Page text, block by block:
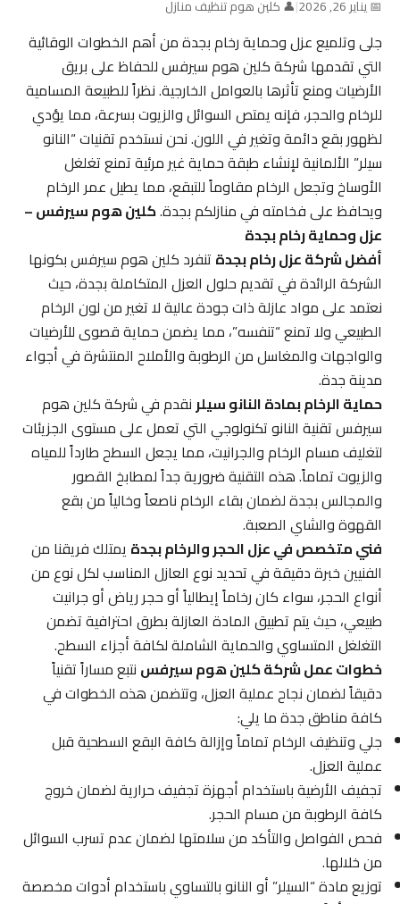
📅 يناير 26, 2026 |👤 كلين هوم تنظيف منازل
جلى وتلميع عزل وحماية رخام بجدة من أهم الخطوات الوقائية
التي تقدمها شركة كلين هوم سيرفس للحفاظ على بريق
الأرضيات ومنع تأثرها بالعوامل الخارجية. نظراً للطبيعة المسامية
للرخام والحجر، فإنه يمتص السوائل والزيوت بسرعة، مما يؤدي
لظهور بقع دائمة وتغير في اللون. نحن نستخدم تقنيات “النانو
سيلر” الألمانية لإنشاء طبقة حماية غير مرئية تمنع تغلغل
الأوساخ وتجعل الرخام مقاوماً للتبقع، مما يطيل عمر الرخام
ويحافظ على فخامته في منازلكم بجدة.كلين هوم سيرفس –
عزل وحماية رخام بجدة
أفضل شركة عزل رخام بجدةتنفرد كلين هوم سيرفس بكونها
الشركة الرائدة في تقديم حلول العزل المتكاملة بجدة، حيث
نعتمد على مواد عازلة ذات جودة عالية لا تغير من لون الرخام
الطبيعي ولا تمنع “تنفسه”، مما يضمن حماية قصوى للأرضيات
والواجهات والمغاسل من الرطوبة والأملاح المنتشرة في أجواء
مدينة جدة.
حماية الرخام بمادة النانو سيلرنقدم في شركة كلين هوم
سيرفس تقنية النانو تكنولوجي التي تعمل على مستوى الجزيئات
لتغليف مسام الرخام والجرانيت، مما يجعل السطح طارداً للمياه
والزيوت تماماً. هذه التقنية ضرورية جداً لمطابخ القصور
والمجالس بجدة لضمان بقاء الرخام ناصعاً وخالياً من بقع
القهوة والشاي الصعبة.
فني متخصص في عزل الحجر والرخام بجدةيمتلك فريقنا من
الفنيين خبرة دقيقة في تحديد نوع العازل المناسب لكل نوع من
أنواع الحجر، سواء كان رخاماً إيطالياً أو حجر رياض أو جرانيت
طبيعي، حيث يتم تطبيق المادة العازلة بطرق احترافية تضمن
التغلغل المتساوي والحماية الشاملة لكافة أجزاء السطح.
خطوات عمل شركة كلين هوم سيرفسنتبع مساراً تقنياً
دقيقاً لضمان نجاح عملية العزل، وتتضمن هذه الخطوات في
كافة مناطق جدة ما يلي:
جلي وتنظيف الرخام تماماً وإزالة كافة البقع السطحية قبل
عملية العزل.
تجفيف الأرضية باستخدام أجهزة تجفيف حرارية لضمان خروج
كافة الرطوبة من مسام الحجر.
فحص الفواصل والتأكد من سلامتها لضمان عدم تسرب السوائل
من خلالها.
توزيع مادة “السيلر” أو النانو بالتساوي باستخدام أدوات مخصصة